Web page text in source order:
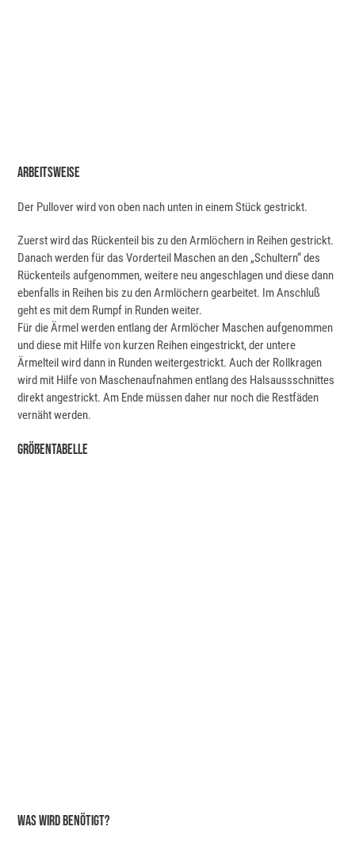
Arbeitsweise
Der Pullover wird von oben nach unten in einem Stück gestrickt.
Zuerst wird das Rückenteil bis zu den Armlöchern in Reihen gestrickt.
Danach werden für das Vorderteil Maschen an den „Schultern“ des
Rückenteils aufgenommen, weitere neu angeschlagen und diese dann
ebenfalls in Reihen bis zu den Armlöchern gearbeitet. Im Anschluß
geht es mit dem Rumpf in Runden weiter.
Für die Ärmel werden entlang der Armlöcher Maschen aufgenommen
und diese mit Hilfe von kurzen Reihen eingestrickt, der untere
Ärmelteil wird dann in Runden weitergestrickt. Auch der Rollkragen
wird mit Hilfe von Maschenaufnahmen entlang des Halsaussschnittes
direkt angestrickt. Am Ende müssen daher nur noch die Restfäden
vernäht werden.
Größentabelle
Was Wird Benötigt?